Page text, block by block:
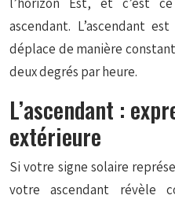
ascendant. L’ascendant
déplace de manière
deux degrés par heure.
L’ascendant :
extérieure
Si votre signe solaire
votre ascendant révèle